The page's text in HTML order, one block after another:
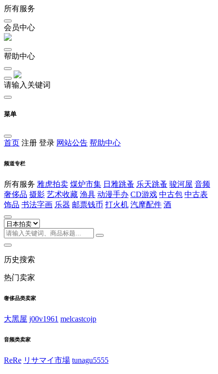
所有服务
会员中心
帮助中心
请输入关键词
菜单
首页 注册 登录 网站公告 帮助中心
频道专栏
所有服务 雅虎拍卖 煤炉市集 日雅跳蚤 乐天跳蚤 骏河屋 音频
奢侈品 摄影 艺术收藏 渔具 动漫手办 CD游戏 中古包 中古表
饰品 书法字画 乐器 邮票钱币 打火机 汽摩配件 酒
历史搜索
热门卖家
奢侈品类卖家
大黑屋 j00v1961 melcastcojp
音频类卖家
ReRe リサマイ市場 tunagu5555